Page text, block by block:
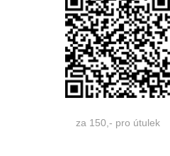
za 150,- pro útulek